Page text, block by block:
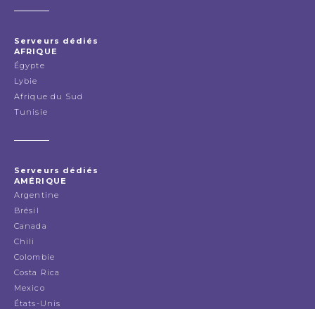
Serveurs dédiés
AFRIQUE
Égypte
Lybie
Afrique du Sud
Tunisie
Serveurs dédiés
AMÉRIQUE
Argentine
Brésil
Canada
Chili
Colombie
Costa Rica
Mexico
États-Unis